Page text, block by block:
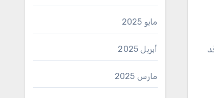
مايو 2025
أبريل 2025
مارس 2025